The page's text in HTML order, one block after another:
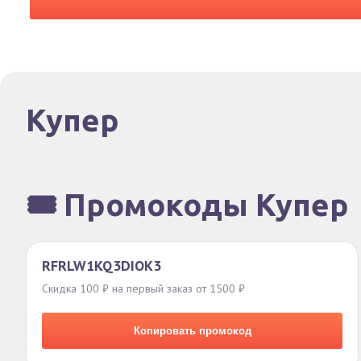
Купер
🎟️ Промокоды Купер
RFRLW1KQ3DIOK3
Скидка 100 ₽ на первый заказ от 1500 ₽
Копировать промокод